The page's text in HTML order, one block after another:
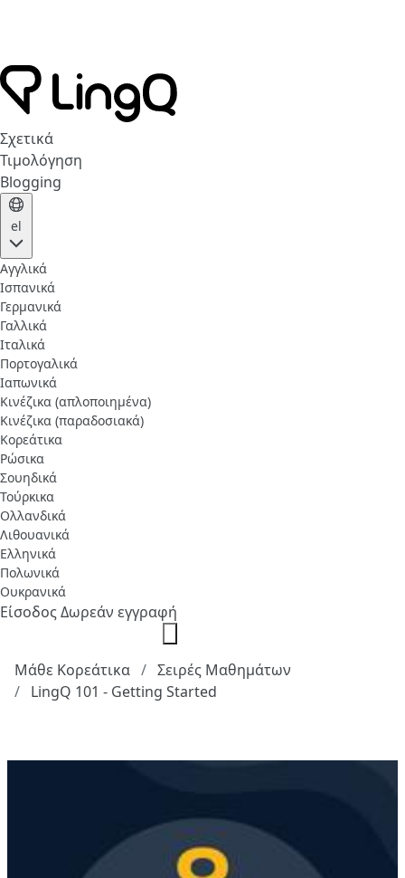
Σχετικά
Τιμολόγηση
Blogging
el
Αγγλικά
Ισπανικά
Γερμανικά
Γαλλικά
Ιταλικά
Πορτογαλικά
Ιαπωνικά
Κινέζικα (απλοποιημένα)
Κινέζικα (παραδοσιακά)
Κορεάτικα
Ρώσικα
Σουηδικά
Τούρκικα
Ολλανδικά
Λιθουανικά
Ελληνικά
Πολωνικά
Ουκρανικά
ΕίσοδοςΔωρεάν εγγραφή
Μάθε Κορεάτικα
Σειρές Μαθημάτων
LingQ 101 - Getting Started